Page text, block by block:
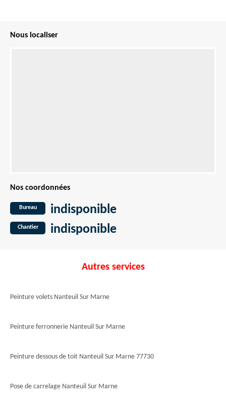
Nous localiser
Nos coordonnées
Bureau indisponible
Chantier indisponible
Autres services
Peinture volets Nanteuil Sur Marne
Peinture ferronnerie Nanteuil Sur Marne
Peinture dessous de toit Nanteuil Sur Marne 77730
Pose de carrelage Nanteuil Sur Marne